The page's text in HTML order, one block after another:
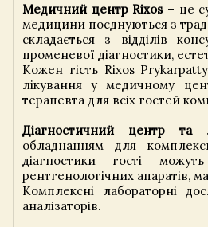
Медичний центр Rixos– це
медицини поєднуються з
складається з відділів
променевої діагностики,
Кожен гість Rixos
лікування у медичному
терапевта для всіх гостей
Діагностичний центр та
обладнанням для
діагностики гості
рентгенологічних апаратів,
Комплексні лабораторні
аналізаторів.